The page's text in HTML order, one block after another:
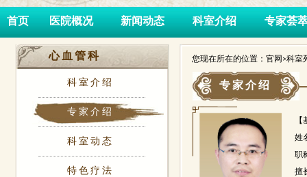
首页 医院概况 新闻动态 科室介绍 专家荟
心血管科
科室介绍
专家介绍
科室动态
特色疗法
您现在所在的位置：官网>科室
专家介绍
姓
职
擅